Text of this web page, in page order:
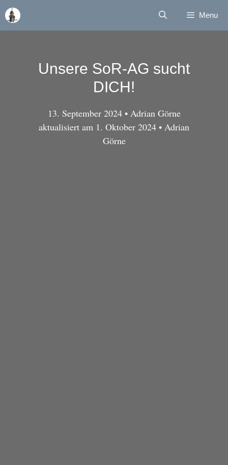
Zum
Inhalt
springen
Menu
Unsere SoR-AG sucht
DICH!
13. September 2024• Adrian Görne
aktualisiert am 1. Oktober 2024 • Adrian
Görne